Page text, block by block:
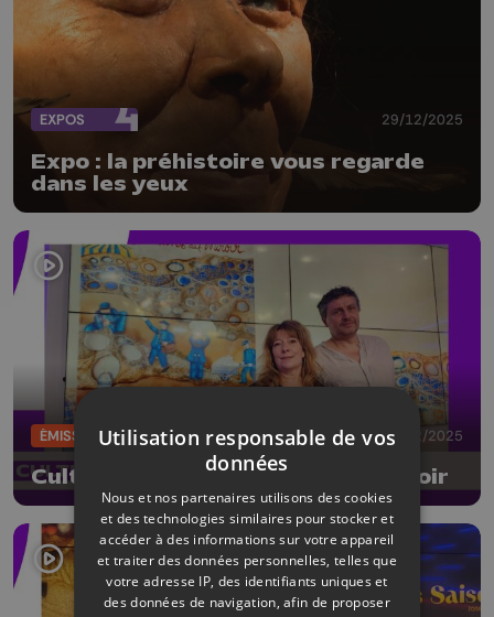
EXPOS 29/12/2025
Expo : la préhistoire vous regarde
dans les yeux
ÉMISSIONS 12/12/2025
CultureL avec les Baladins du Miroir
Utilisation responsable de vos
données
Nous et nos partenaires utilisons des cookies
et des technologies similaires pour stocker et
accéder à des informations sur votre appareil
et traiter des données personnelles, telles que
votre adresse IP, des identifiants uniques et
des données de navigation, afin de proposer